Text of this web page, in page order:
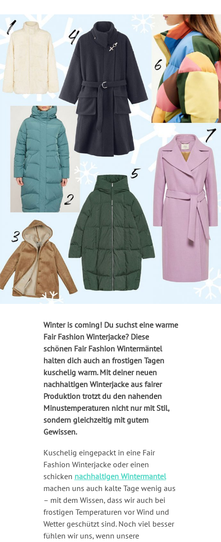
Winter is coming! Du suchst eine warme
Fair Fashion Winterjacke? Diese
schönen Fair Fashion Wintermäntel
halten dich auch an frostigen Tagen
kuschelig warm. Mit deiner neuen
nachhaltigen Winterjacke aus fairer
Produktion trotzt du den nahenden
Minustemperaturen nicht nur mit Stil,
sondern gleichzeitig mit gutem
Gewissen.
Kuschelig eingepackt in eine Fair
Fashion Winterjacke oder einen
schicken nachhaltigen Wintermantel
machen uns auch kalte Tage wenig aus
– mit dem Wissen, dass wir auch bei
frostigen Temperaturen vor Wind und
Wetter geschützt sind. Noch viel besser
fühlen wir uns, wenn unsere